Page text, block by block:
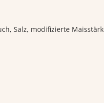
Salz, modifizierte